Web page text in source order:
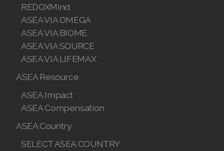
REDOXMind
ASEA VIA OMEGA
ASEA VIA BIOME
ASEA VIA SOURCE
ASEA VIA LIFEMAX
ASEA Resource
ASEA Impact
ASEA Compensation
ASEA Country
SELECT ASEA COUNTRY
Join ASEA Taiwan (中文)
Join ASEA Thailand (ไทย)
Join ASEA United States (English)
Join ASEA United States (Español)